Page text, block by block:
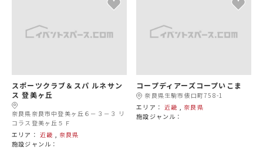
スポーツクラブ＆スパ ルネサン
ス 登美ヶ丘
奈良県奈良市中登美ヶ丘６－３－３ リ
コラス登美ヶ丘５Ｆ
エリア： 近畿
奈良県
施設ジャンル：
コープディアーズコープいこま
奈良県生駒市俵口町758-1
エリア：近畿
奈良県
施設ジャンル：